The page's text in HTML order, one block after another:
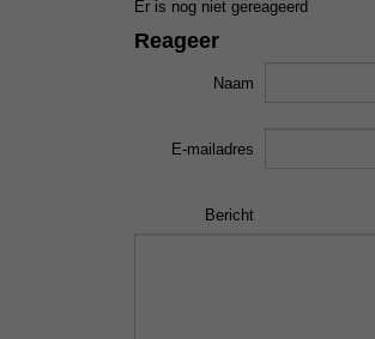
Er is nog niet gereageerd
Reageer
Naam
E-mailadres
Bericht